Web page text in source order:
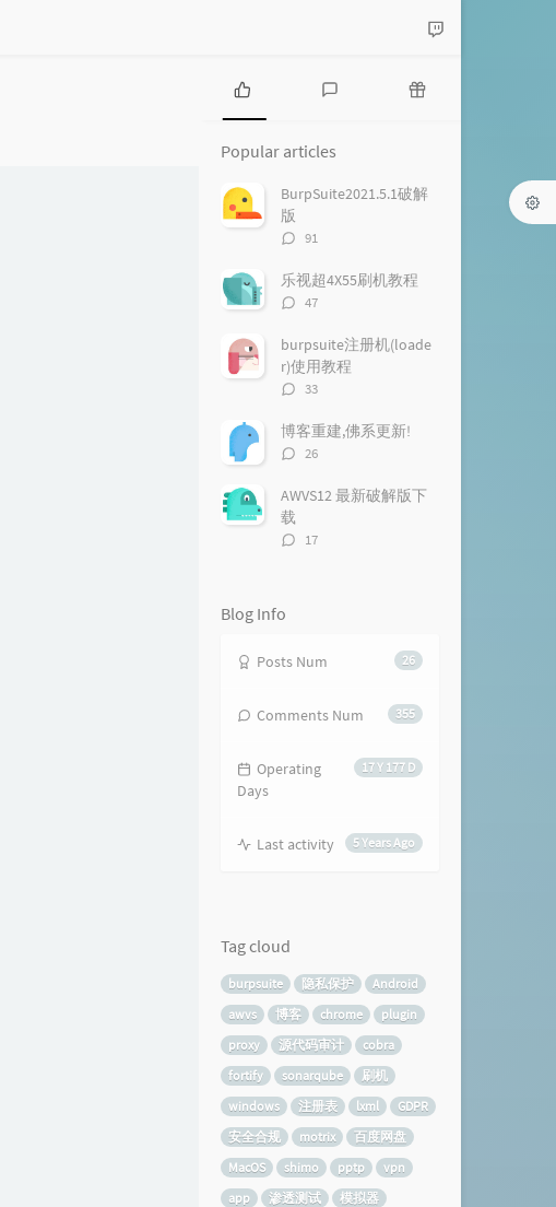
P
p
u
l
a
a
r
t
i
c
l
s
t
e
o
e
n
d
o
r
t
c
Popular articles
BurpSuite2021.5.1破解
版
评
数：
91
乐视超4X55刷机教程
评
数：
47
burpsuite注册机(loade
r)使用教程
评
数：
33
博客重建,佛系更新!
评
数：
26
AWVS12 最新破解版下
载
评
17
Blog Info
26
Posts Num
355
Comments Num
17 Y 177 D
Operating
Days
5 Years Ago
Last activity
Tag cloud
burpsuite 隐私保护
Android
awvs
博客 chrome
plugin
proxy
源代码审计
cobra
fortify
sonarqube
刷机
windows
注册表 lxml
GDPR
安全合规
motrix
百度网盘
MacOS
shimo pptp
vpn
app
渗透测试
模拟器